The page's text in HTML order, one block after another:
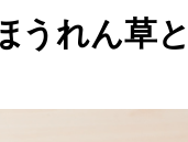
うれん草